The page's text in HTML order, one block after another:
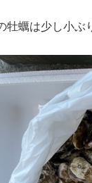
牡蠣は少し小ぶ